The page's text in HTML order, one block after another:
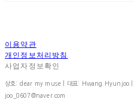
이용약관
개인정보처리방침
사업자정보확인
상호: dear my muse | 대표: Hwang Hyunjoo |
joo_0607@naver.com